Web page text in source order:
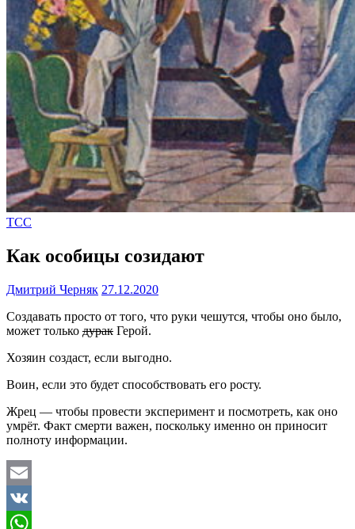
ТСС
Как особицы созидают
Дмитрий Черняк 27.12.2020
Создавать просто от того, что руки чешутся, чтобы оно было,
может только дурак Герой.
Хозяин создаст, если выгодно.
Воин, если это будет способствовать его росту.
Жрец — чтобы провести эксперимент и посмотреть, как оно
умрёт. Факт смерти важен, поскольку именно он приносит
полноту информации.
Email
VK